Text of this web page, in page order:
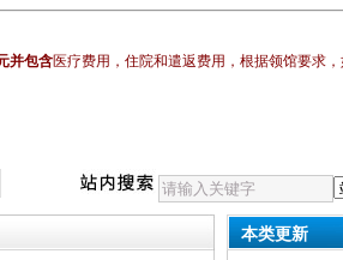
并包含医疗费用，住院和遣返费用， 根据领馆要求
本类更新